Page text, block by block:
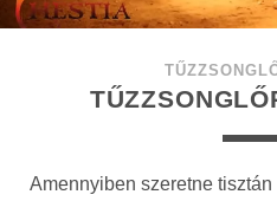
Amennyiben szeretne tisztán